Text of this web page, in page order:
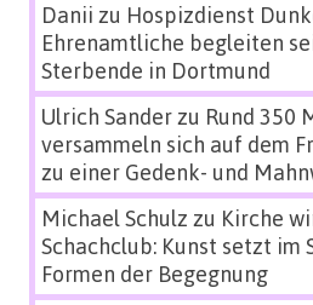
Danii zu Hospizdienst
Ehrenamtliche begleiten
Sterbende in Dortmund
Ulrich Sanderzu Rund 350
versammeln sich auf dem
zu einer Gedenk- und
Michael Schulz zu Kirche
Schachclub: Kunst setzt im
Formen der Begegnung